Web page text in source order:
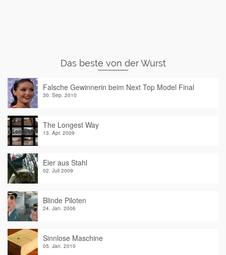
Das beste von der Wurst
Falsche Gewinnerin beim Next Top Model Final
30. Sep. 2010
The Longest Way
13. Apr. 2009
Eier aus Stahl
02. Juli 2009
Blinde Piloten
24. Jan. 2006
Sinnlose Maschine
05. Jan. 2010